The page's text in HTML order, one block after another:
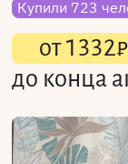
Купили 723
от1332₽
до конца